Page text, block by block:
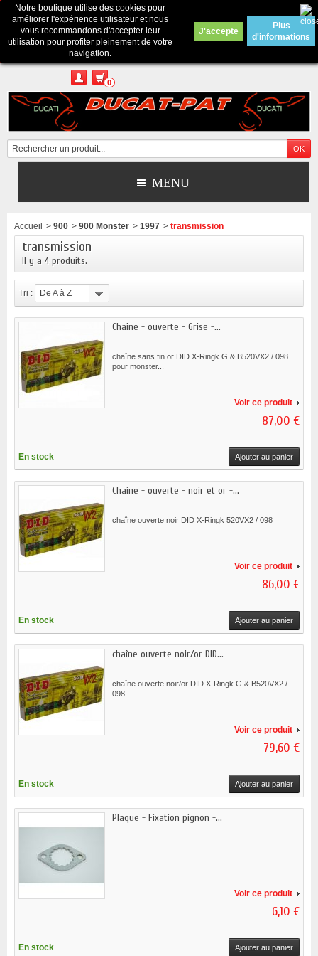
Contactez-nous
Appelez-nous au :Pour tous renseignements : merci d'envoyer un mail
depuis le formulaire de contact ou sur ducatpat25@gmail.com
0
MENU
Notre boutique utilise des cookies pour
améliorer l'expérience utilisateur et nous
vous recommandons d'accepter leur
utilisation pour profiter pleinement de votre
navigation.
J'accepte
Plus
d'informations
Accueil > 900 > 900 Monster > 1997 > transmission
transmission
Il y a 4 produits.
Tri : De A à Z
Chaine - ouverte - Grise -...
chaîne sans fin or DID X-Ringk G & B520VX2 / 098
pour monster...
Voir ce produit
87,00 €
En stock Ajouter au panier
Chaine - ouverte - noir et or -...
chaîne ouverte noir DID X-Ringk 520VX2 / 098
Voir ce produit
86,00 €
En stock Ajouter au panier
chaîne ouverte noir/or DID...
chaîne ouverte noir/or DID X-Ringk G & B520VX2 /
098
Voir ce produit
79,60 €
En stock Ajouter au panier
Plaque - Fixation pignon -...
Voir ce produit
6,10 €
En stock Ajouter au panier